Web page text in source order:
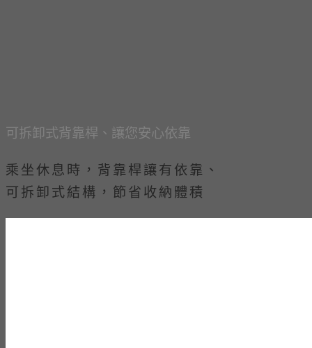
可拆卸式背靠桿、讓您安心依靠
乘坐休息時，背靠桿讓有依靠、
可拆卸式結構，節省收納體積